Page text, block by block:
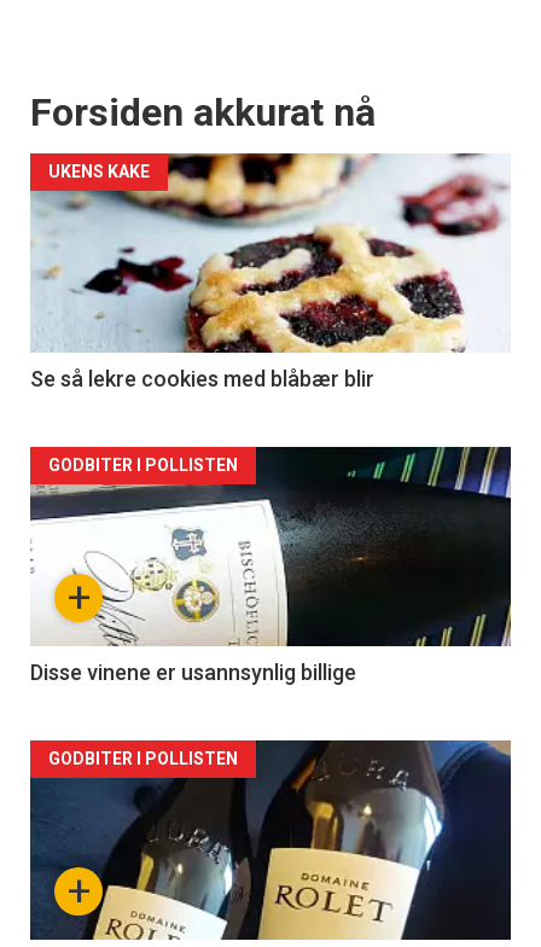
Forsiden akkurat nå
UKENS KAKE
Se så lekre cookies med blåbær blir
Forsiden
akkurat
nå
2
+
GODBITER I POLLISTEN
Disse vinene er usannsynlig billige
Forsiden
akkurat
nå+
GODBITER I POLLISTEN